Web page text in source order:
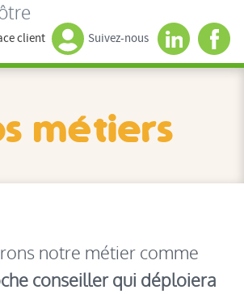
client Suivez-nous
métiers
notre métier comme
conseiller qui déploiera